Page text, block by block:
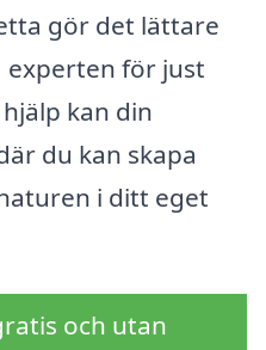
gör det lättare
för just
kan din
du kan skapa
i ditt eget
och utan